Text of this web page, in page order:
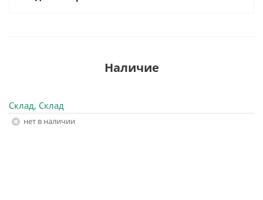
Наличие
Склад, Склад
Нет в наличии